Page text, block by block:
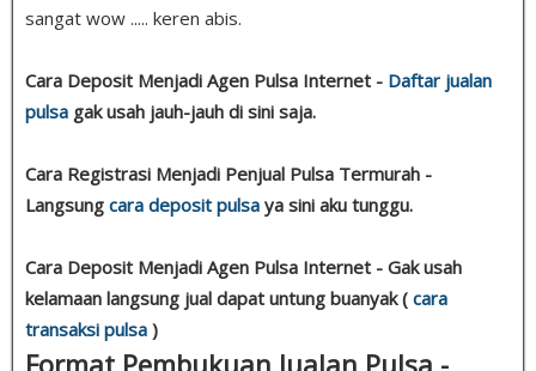
sangat wow ..... keren abis.
Cara Deposit Menjadi Agen Pulsa Internet - Daftar jualan
pulsa gak usah jauh-jauh di sini saja.
Cara Registrasi Menjadi Penjual Pulsa Termurah -
Langsung cara deposit pulsa ya sini aku tunggu.
Cara Deposit Menjadi Agen Pulsa Internet - Gak usah
kelamaan langsung jual dapat untung buanyak ( cara
transaksi pulsa )
Format Pembukuan Jualan Pulsa -